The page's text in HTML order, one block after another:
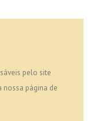
pelo site
nossa página de